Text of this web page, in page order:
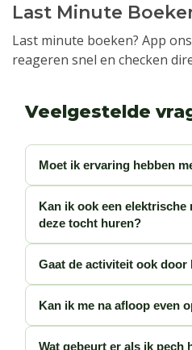
Last Minute
Last minute boeken? App
reageren snel en checken
Veelgestelde
Moet ik ervaring hebben
Kan ik ook een
deze tocht huren?
Gaat de activiteit ook door
Kan ik me na afloop even
Wat gebeurt er als ik pech